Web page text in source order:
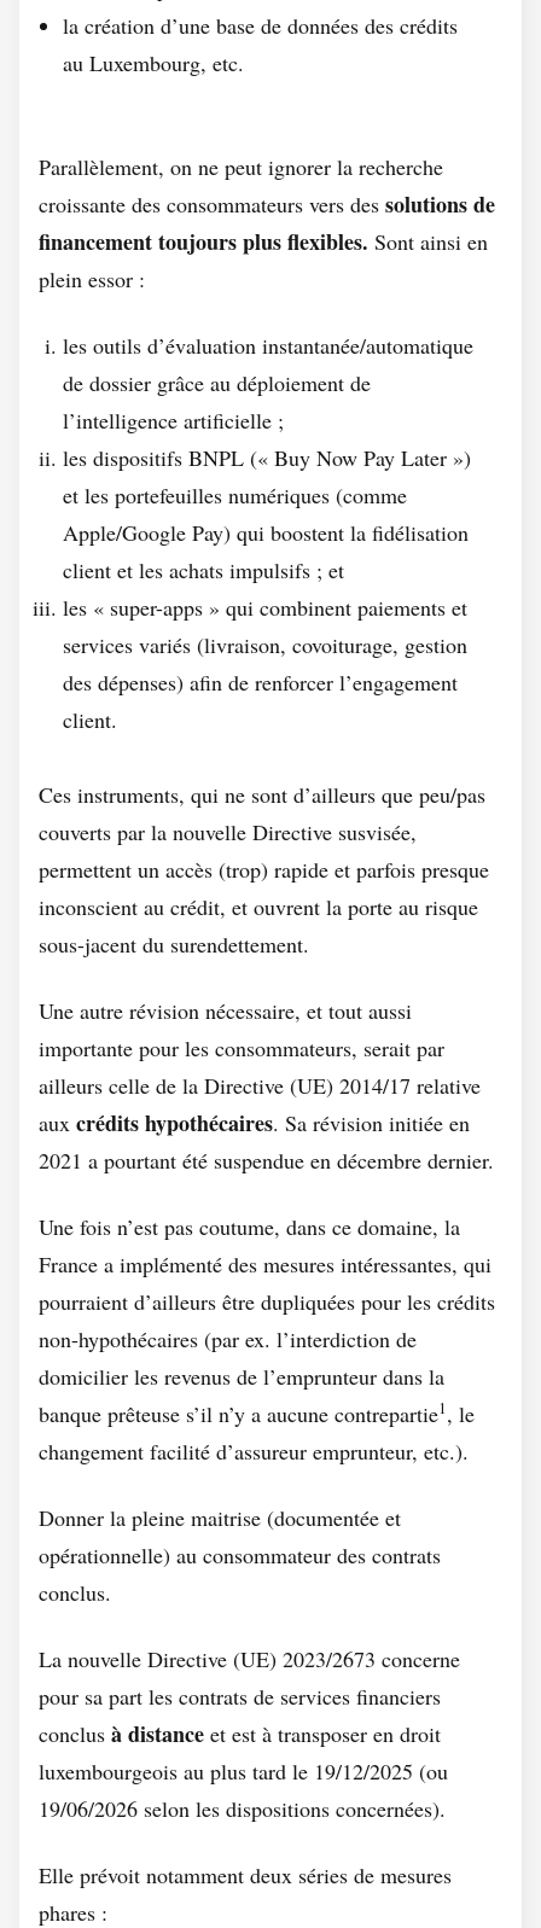
la création d’une base de données des crédits
au Luxembourg, etc.
Parallèlement, on ne peut ignorer la recherche
croissante des consommateurs vers des solutions de
financement toujours plus flexibles. Sont ainsi en
plein essor :
les outils d’évaluation instantanée/automatique
de dossier grâce au déploiement de
l’intelligence artificielle ;
les dispositifs BNPL (« Buy Now Pay Later »)
et les portefeuilles numériques (comme
Apple/Google Pay) qui boostent la fidélisation
client et les achats impulsifs ; et
les « super-apps » qui combinent paiements et
services variés (livraison, covoiturage, gestion
des dépenses) afin de renforcer l’engagement
client.
Ces instruments, qui ne sont d’ailleurs que peu/pas
couverts par la nouvelle Directive susvisée,
permettent un accès (trop) rapide et parfois presque
inconscient au crédit, et ouvrent la porte au risque
sous-jacent du surendettement.
Une autre révision nécessaire, et tout aussi
importante pour les consommateurs, serait par
ailleurs celle de la Directive (UE) 2014/17 relative
aux crédits hypothécaires. Sa révision initiée en
2021 a pourtant été suspendue en décembre dernier.
Une fois n’est pas coutume, dans ce domaine, la
France a implémenté des mesures intéressantes, qui
pourraient d’ailleurs être dupliquées pour les crédits
non-hypothécaires (par ex. l’interdiction de
domicilier les revenus de l’emprunteur dans la
banque prêteuse s’il n’y a aucune contrepartie1, le
changement facilité d’assureur emprunteur, etc.).
Donner la pleine maitrise (documentée et
opérationnelle) au consommateur des contrats
conclus.
La nouvelle Directive (UE) 2023/2673 concerne
pour sa part les contrats de services financiers
conclus à distance et est à transposer en droit
luxembourgeois au plus tard le 19/12/2025 (ou
19/06/2026 selon les dispositions concernées).
Elle prévoit notamment deux séries de mesures
phares :